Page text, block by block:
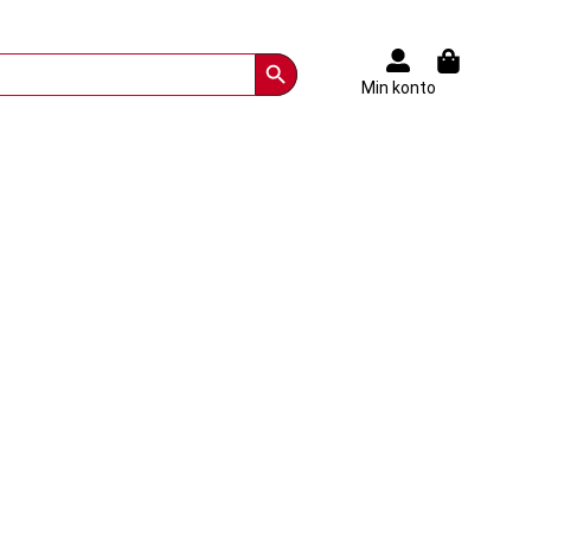
Search Button
Min konto